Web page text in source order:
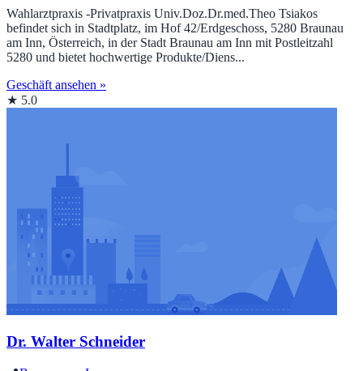
Wahlarztpraxis -Privatpraxis Univ.Doz.Dr.med.Theo Tsiakos
befindet sich in Stadtplatz, im Hof 42/Erdgeschoss, 5280 Braunau
am Inn, Österreich, in der Stadt Braunau am Inn mit Postleitzahl
5280 und bietet hochwertige Produkte/Diens...
Geschäft ansehen »
★ 5.0
Dr. Walter Schneider